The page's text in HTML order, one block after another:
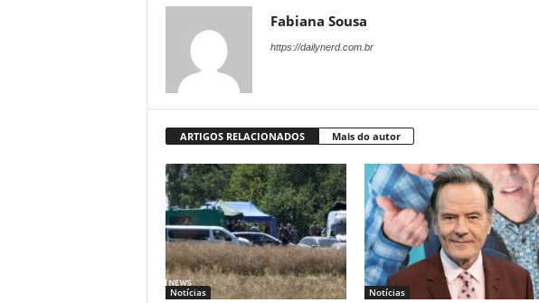
Fabiana Sousa
https://dailynerd.com.br
ARTIGOS RELACIONADOS Mais do autor
Notícias Notícias